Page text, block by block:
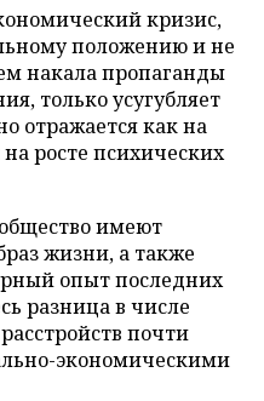
кризис,
положению и не
накала пропаганды
только усугубляет
отражается как на
росте психических
имеют
жизни, а также
опыт последних
разница в числе
почти
экономическими